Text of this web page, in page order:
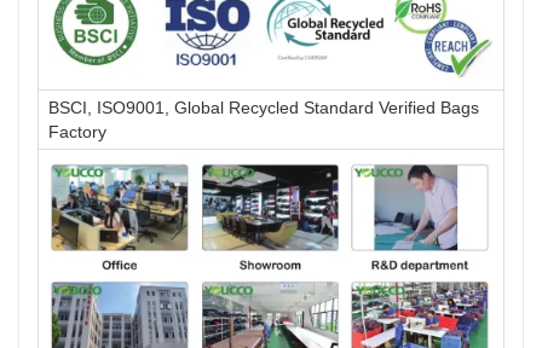
BSCI, ISO9001, Global Recycled Standard Verified Bags
Factory